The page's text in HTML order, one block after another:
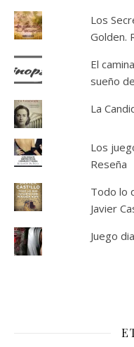
Los
Golden.
El
sueño
La
Los
Reseña
Todo lo
Javier
Juego